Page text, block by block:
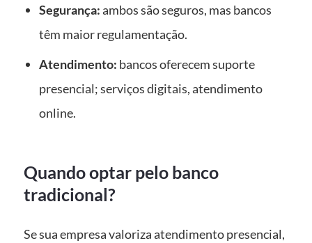
Segurança:ambos são seguros, mas bancos
têm maior regulamentação.
Atendimento: bancos oferecem suporte
presencial; serviços digitais, atendimento
online.
Quando optar pelo banco
tradicional?
Se sua empresa valoriza atendimento presencial,